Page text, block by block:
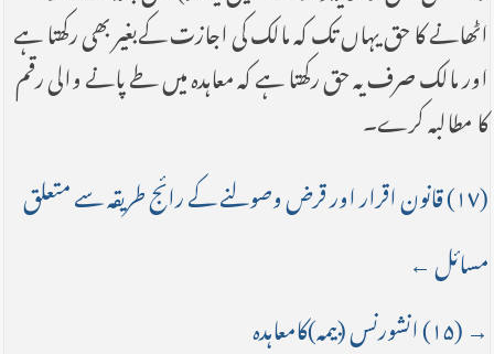
اٹھانے کا حق یہاں تک کہ مالک کی اجازت کےبغیر بھی رکھتا ہے
اور مالک صرف یہ حق رکھتا ہے کہ معاہدہ میں طے پانے والی رقم
کا مطالبہ کرے۔
(۱۷) قانون اقرار اور قرض وصولنے کے رائج طریقہ سے متعلق
مسائل ←
→ (۱۵) انشورنس (بیمہ)کامعاہدہ